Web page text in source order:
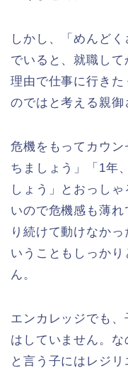
しかし、「めんど
でいると、就職して
理由で仕事に行き
のではと考える親御
危機をもってカウ
ちましょう」「1年
しょう」とおっし
いので危機感も薄
り続けて動けなか
いうこともしっか
ん。
エンカレッジでも
はしていません。な
と言う子にはレジ